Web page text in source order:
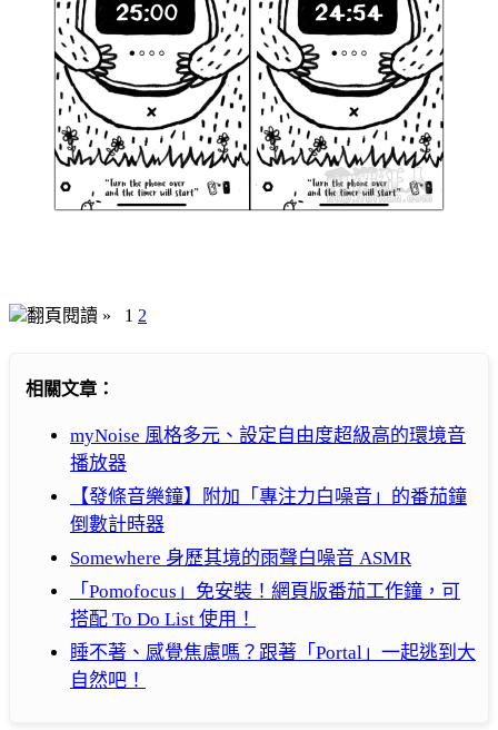
翻頁閱讀 » 1 2
相關文章：
myNoise 風格多元、設定自由度超級高的環境音
播放器
【發條音樂鐘】附加「專注力白噪音」的番茄鐘
倒數計時器
Somewhere 身歷其境的雨聲白噪音 ASMR
「Pomofocus」免安裝！網頁版番茄工作鐘，可
搭配 To Do List 使用！
睡不著、感覺焦慮嗎？跟著「Portal」一起逃到大
自然吧！